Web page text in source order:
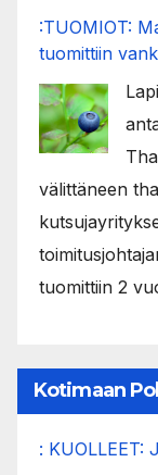
:TUOMIOT:
tuomittiin
välittäneen
tuomittiin 2
Kotimaan
: KUOLLEET: